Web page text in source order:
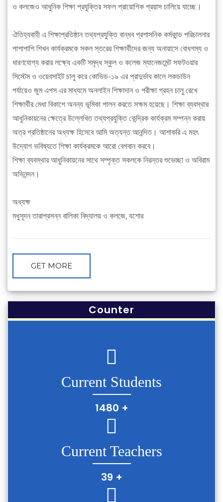
ও কলজেও আধুনিক শিক্ষা প্রযুক্তির সফল প্রায়োগিক প্রয়াস চালিয়ে যাচ্ছে।
ঐতিহ্যবাহী এ শিক্ষাপ্রতিষ্ঠান তথ্যপ্রযুক্তি বান্ধব প্রশাসনিক কর্মকান্ড পরিচালনার
পাশাপাশি শিখন কার্যক্রমকে সকল স্তরের শিক্ষার্থীদের জন্য অনায়াসে বোধগম্য ও
ধারণযোগ্য করার লক্ষ্যে একটি সমৃদ্ধ স্কুল ও কলেজ ম্যানেজমেন্ট সফটওয়ার
সিস্টেম ও ওয়েবসাইট চালু করে কোভিড-১৯ এর প্রাদুর্ভাব কালে লকডাউন
পর্যায়েও জুম এপস এর মাধ্যমে অনলাইন শিক্ষাদান ও পরীক্ষা গ্রহন চালু রেখে
শিক্ষার্থীর মেধা বিকাশে অনন্য ভূমিকা পালন করতে সক্ষম হয়েছে। শিক্ষা ব্যবস্থার
আধুনিকায়নের ক্ষেত্রে উল্লেখিত তথ্যপ্রযুক্তি কেন্দ্রিক কার্যক্রম সম্পন্ন করায়
অত্র প্রতিষ্ঠানের অধ্যক্ষ হিসেবে আমি অত্যন্ত আনন্দিত। আশাকরি এ মহৎ
উদ্যোগ ভবিষ্যতে শিক্ষা কার্যক্রমকে আরো বেগবান করবে।
শিক্ষা ব্যবস্থার আধুনিকায়নের সাথে সম্পৃক্ত সকলকে নিরন্তর শুভেচ্ছা ও অবিরাম
অভিনন্দন।
অধ্যক্ষ
মধুসূদন তারাপ্রসন্ন বালিকা বিদ্যালয় ও কলজে, যশোর
GET MORE
Counter
Current Students
1480 +
Current Teachers
39 +